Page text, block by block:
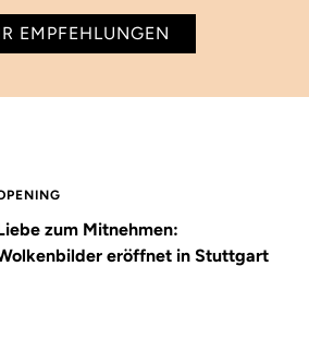
EMPFEHLUNGEN
zum Mitnehmen:
eröffnet in Stuttgart